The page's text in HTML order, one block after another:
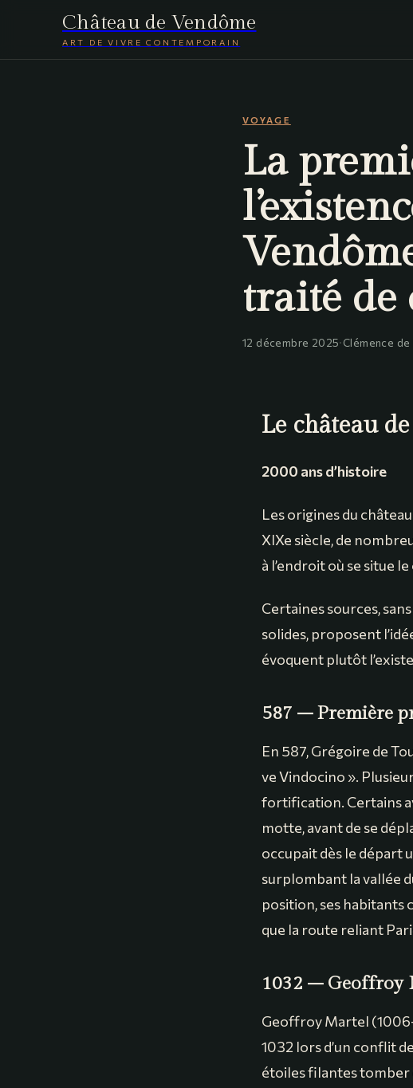
Château de Vendôme
ART DE VIVRE CONTEMPORAIN
VOYAGE
La
traité de
12 décembre 2025·Clémence
Le château
2000 ans d’histoire
Les origines du
XIXe siècle, de
à l’endroit où se situe
Certaines sources,
solides, proposent
évoquent plutôt
587 – Première
En 587, Grégoire de
ve Vindocino ».
fortification. Certains
motte, avant de se
occupait dès le départ
surplombant la vallée
position, ses habitants
que la route reliant
1032 – Geoffroy
Geoffroy Martel
1032 lors d’un conflit
étoiles filantes tomber